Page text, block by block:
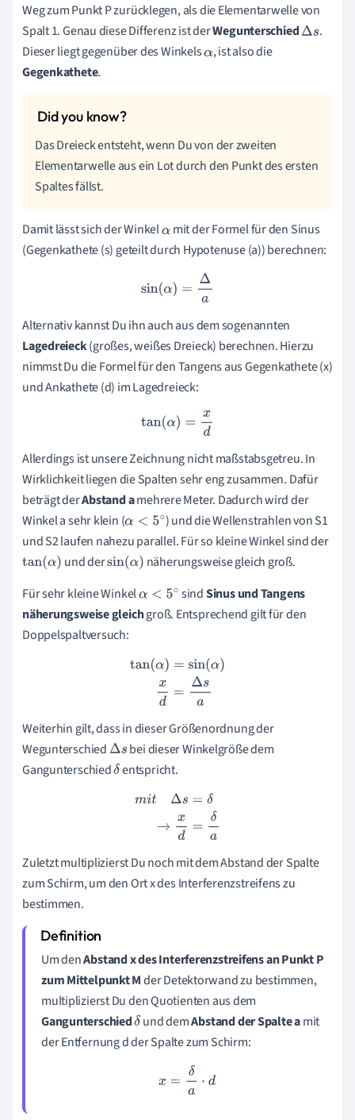
Weg zum Punkt P zurücklegen, als die Elementarwelle von
Spalt 1. Genau diese Differenz ist derWegunterschiedΔs .
Dieser liegt gegenüber des Winkelsα, ist also die
Gegenkathete.
Das Dreieck entsteht, wenn Du von der zweiten
Elementarwelle aus ein Lot durch den Punkt des ersten
Spaltes fällst.
Damit lässt sich der Winkelα mit der Formel für den Sinus
(Gegenkathete (s) geteilt durch Hypotenuse (a)) berechnen:
sin(α )=Δ a
Alternativ kannst Du ihn auch aus dem sogenannten
Lagedreieck(großes, weißes Dreieck) berechnen. Hierzu
nimmst Du die Formel für den Tangens aus Gegenkathete (x)
und Ankathete (d) im Lagedreieck:
tan(α =x d
Allerdings ist unsere Zeichnung nicht maßstabsgetreu. In
Wirklichkeit liegen die Spalten sehr eng zusammen. Dafür
beträgt derAbstand amehrere Meter. Dadurch wird der
Winkel a sehr klein (α< 5∘
) und die Wellenstrahlen von S1
und S2 laufen nahezu parallel. Für so kleine Winkel sind der
tan(α) und dersin(α) näherungsweise gleich groß.
Für sehr kleine Winkelα< 5∘ sindSinus und Tangens
näherungsweise gleichgroß. Entsprechend gilt für den
Doppelspaltversuch:
tan(α)=sin(α)xd=Δsa
Weiterhin gilt, dass in dieser Größenordnung der
Wegunterschied Δs bei dieser Winkelgröße dem
Gangunterschiedδentspricht.
mitΔ =δ→x d= δa
Zuletzt multiplizierst Du noch mit dem Abstand der Spalte
zum Schirm, um den Ort x des Interferenzstreifens zu
bestimmen.
Um denAbstand x des Interferenzstreifens an Punkt P
zum Mittelpunkt Mder Detektorwand zu bestimmen,
multiplizierst Du den Quotienten aus dem
Gangunterschiedδund demAbstand der Spalte amit
der Entfernung d der Spalte zum Schirm:
x= δa⋅ d